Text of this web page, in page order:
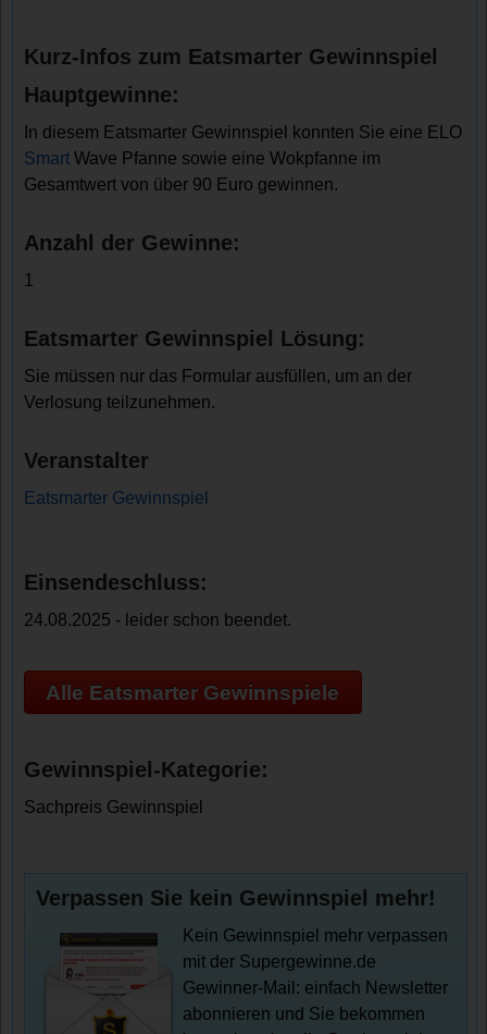
Kurz-Infos zum Eatsmarter Gewinnspiel
Hauptgewinne:
In diesem Eatsmarter Gewinnspiel konnten Sie eine ELO
Smart Wave Pfanne sowie eine Wokpfanne im
Gesamtwert von über 90 Euro gewinnen.
Anzahl der Gewinne:
1
Eatsmarter Gewinnspiel Lösung:
Sie müssen nur das Formular ausfüllen, um an der
Verlosung teilzunehmen.
Veranstalter
Eatsmarter Gewinnspiel
Einsendeschluss:
24.08.2025 - leider schon beendet.
Alle Eatsmarter Gewinnspiele
Gewinnspiel-Kategorie:
Sachpreis Gewinnspiel
Verpassen Sie kein Gewinnspiel mehr!
Kein Gewinnspiel mehr verpassen
mit der Supergewinne.de
Gewinner-Mail: einfach Newsletter
abonnieren und Sie bekommen